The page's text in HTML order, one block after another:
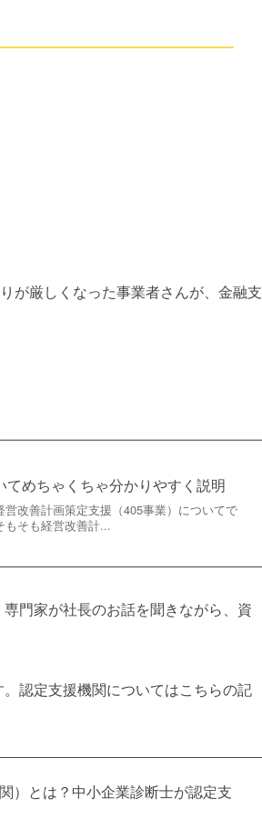
が厳しくなった事業者さんが、金融支
てめちゃくちゃ分かりやすく説明
改善計画策定支援（405事業）についてで
もそも経営改善計...
門家が社長のお話を聞きながら、資
認定支援機関についてはこちらの記
）とは？中小企業診断士が認定支